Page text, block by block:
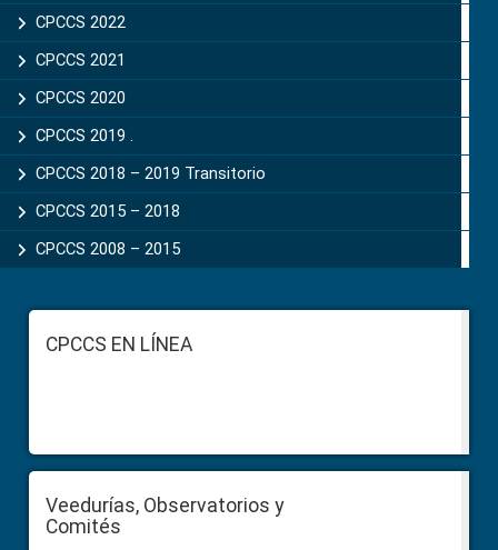
CPCCS 2022
CPCCS 2021
CPCCS 2020
CPCCS 2019 .
CPCCS 2018 – 2019 Transitorio
CPCCS 2015 – 2018
CPCCS 2008 – 2015
FooterCPCCS EN LÍNEA
Veedurías, Observatorios y
Comités